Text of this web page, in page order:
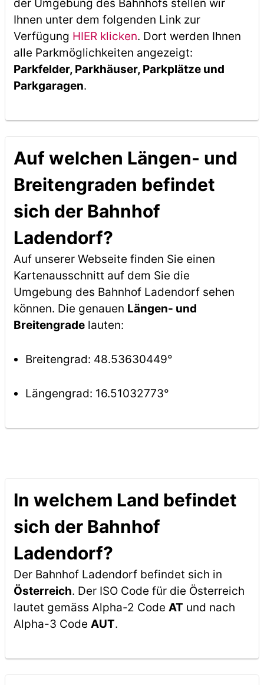
der Umgebung des Bahnhofs stellen wir
Ihnen unter dem folgenden Link zur
Verfügung HIER klicken. Dort werden Ihnen
alle Parkmöglichkeiten angezeigt:
Parkfelder, Parkhäuser, Parkplätze und
Parkgaragen.
Auf welchen Längen- und
Breitengraden befindet
sich der Bahnhof
Ladendorf?
Auf unserer Webseite finden Sie einen
Kartenausschnitt auf dem Sie die
Umgebung des Bahnhof Ladendorf sehen
können. Die genauen Längen- und
Breitengradelauten:
Breitengrad: 48.53630449°
Längengrad: 16.51032773°
In welchem Land befindet
sich der Bahnhof
Ladendorf?
Der Bahnhof Ladendorf befindet sich in
Österreich. Der ISO Code für die Österreich
lautet gemäss Alpha-2 Code AT und nach
Alpha-3 Code AUT.